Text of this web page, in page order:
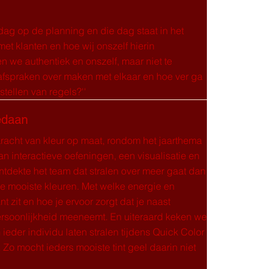
op de planning en die dag staat in het
klanten en hoe wij onszelf hierin
we authentiek en onszelf, maar niet te
over maken met elkaar en hoe ver ga
van regels?''
van kleur op maat, rondom het jaarthema
interactieve oefeningen, een visualisatie en
het team dat stralen over meer gaat dan
mooiste kleuren. Met welke energie en
zit en hoe je ervoor zorgt dat je naast
meeneemt. En uiteraard keken we
individu laten stralen tijdens Quick Color
mocht ieders mooiste tint geel daarin niet